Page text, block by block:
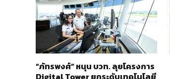
“ภัทรพงศ์” หนุน บวท. ลุยโครงการ
Digital Tower ยกระดับเทคโนโลยี